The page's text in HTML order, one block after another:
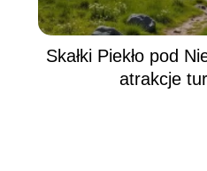
Skałki Piekło pod
atrakcje